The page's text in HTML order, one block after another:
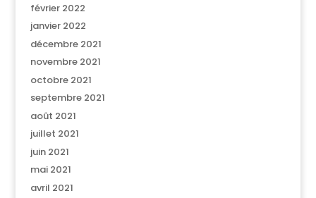
février 2022
janvier 2022
décembre 2021
novembre 2021
octobre 2021
septembre 2021
août 2021
juillet 2021
juin 2021
mai 2021
avril 2021